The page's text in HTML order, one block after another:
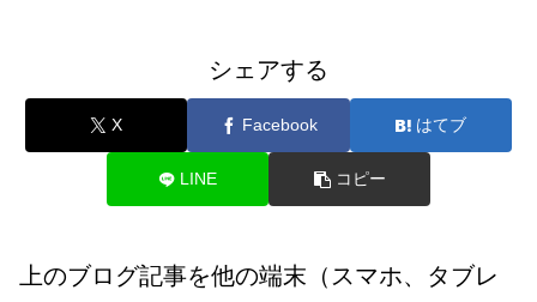
シェアする
X Facebook はてブ
LINE コピー
上のブログ記事を他の端末（スマホ、タブレ